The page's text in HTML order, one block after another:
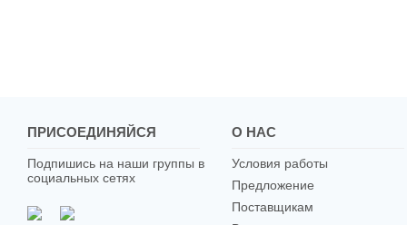
ПРИСОЕДИНЯЙСЯ
Подпишись на наши группы в
социальных сетях
О НАС
Условия работы
Предложение
Поставщикам